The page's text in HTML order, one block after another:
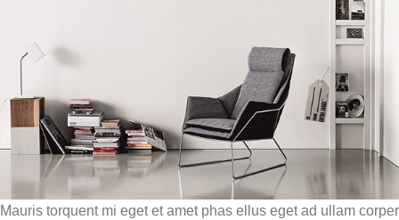
Mauris torquent mi eget et amet phas ellus eget ad ullam corper